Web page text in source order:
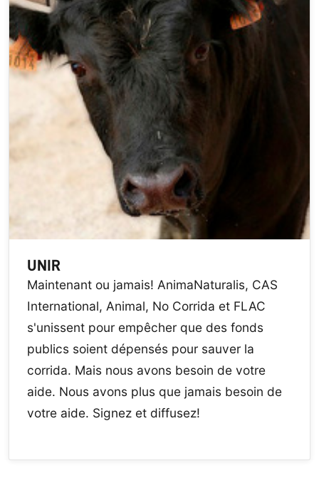
UNIR
Maintenant ou jamais! AnimaNaturalis, CAS
International, Animal, No Corrida et FLAC
s'unissent pour empêcher que des fonds
publics soient dépensés pour sauver la
corrida. Mais nous avons besoin de votre
aide. Nous avons plus que jamais besoin de
votre aide. Signez et diffusez!